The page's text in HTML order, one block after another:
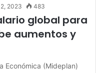
2023 483
global para
aumentos y
Económica (Mideplan)